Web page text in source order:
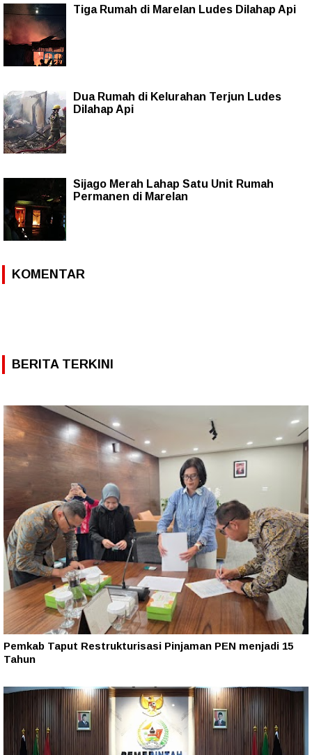
Tiga Rumah di Marelan Ludes Dilahap Api
Dua Rumah di Kelurahan Terjun Ludes
Dilahap Api
Sijago Merah Lahap Satu Unit Rumah
Permanen di Marelan
KOMENTAR
BERITA TERKINI
Pemkab Taput Restrukturisasi Pinjaman PEN menjadi 15
Tahun‎